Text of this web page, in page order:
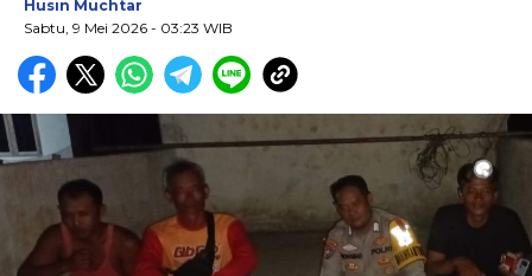
Husin Muchtar
Sabtu, 9 Mei 2026 - 03:23 WIB